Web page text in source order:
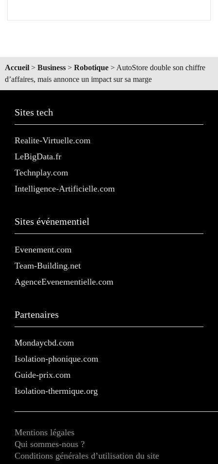
Accueil > Business > Robotique > AutoStore double son chiffre
d’affaires, mais annonce un impact sur sa marge
Sites tech
Realite-Virtuelle.com
LeBigData.fr
Technplay.com
Intelligence-Artificielle.com
Sites événementiel
Evenement.com
Team-Building.net
AgenceEvenementielle.com
Partenaires
Mondaycbd.com
Isolation-phonique.com
Guide-prix.com
Isolation-thermique.org
Mentions légales
Qui sommes-nous ?
Conditions générales d’utilisation du site